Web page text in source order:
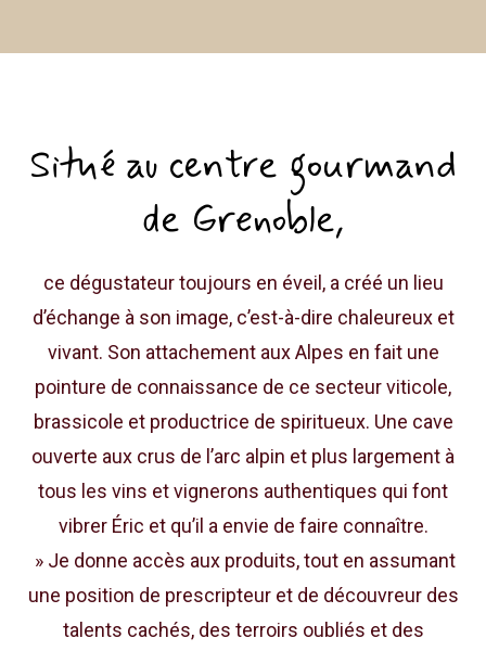
Situé au centre gourmand
de Grenoble,
ce dégustateur toujours en éveil, a créé un lieu
d’échange à son image, c’est-à-dire chaleureux et
vivant. Son attachement aux Alpes en fait une
pointure de connaissance de ce secteur viticole,
brassicole et productrice de spiritueux. Une cave
ouverte aux crus de l’arc alpin et plus largement à
tous les vins et vignerons authentiques qui font
vibrer Éric et qu’il a envie de faire connaître.
» Je donne accès aux produits, tout en assumant
une position de prescripteur et de découvreur des
talents cachés, des terroirs oubliés et des